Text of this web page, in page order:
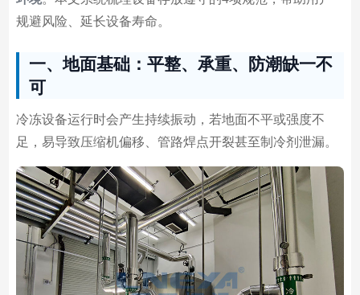
规避风险、延长设备寿命。
一、地面基础：平整、承重、防潮缺一不
可
冷冻设备运行时会产生持续振动，若地面不平或强度不
足，易导致压缩机偏移、管路焊点开裂甚至制冷剂泄漏。